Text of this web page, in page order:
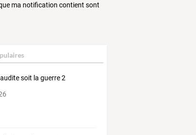
ma notification contient sont
soit la guerre 2